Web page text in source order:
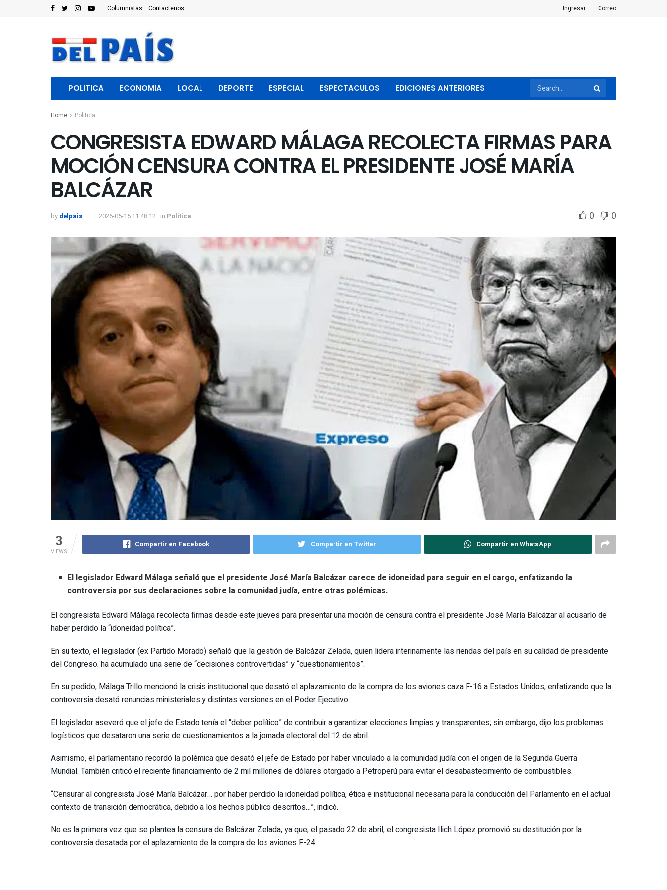
Columnistas Contactenos Ingresar Correo
POLITICA ECONOMIA LOCAL DEPORTE ESPECIAL ESPECTACULOS EDICIONES ANTERIORES
Home Politica
CONGRESISTA EDWARD MÁLAGA RECOLECTA FIRMAS PARA
MOCIÓN CENSURA CONTRA EL PRESIDENTE JOSÉ MARÍA
BALCÁZAR
by delpais 2026-05-15 11:48:12 in Politica 0 0
3
VIEWS
Compartir en Facebook Compartir en Twitter Compartir en WhatsApp
El legislador Edward Málaga señaló que el presidente José María Balcázar carece de idoneidad para seguir en el cargo, enfatizando la
controversia por sus declaraciones sobre la comunidad judía, entre otras polémicas.
El congresista Edward Málaga recolecta firmas desde este jueves para presentar una moción de censura contra el presidente José María Balcázar al acusarlo de
haber perdido la “idoneidad política”.
En su texto, el legislador (ex Partido Morado) señaló que la gestión de Balcázar Zelada, quien lidera interinamente las riendas del país en su calidad de presidente
del Congreso, ha acumulado una serie de “decisiones controvertidas” y “cuestionamientos”.
En su pedido, Málaga Trillo mencionó la crisis institucional que desató el aplazamiento de la compra de los aviones caza F-16 a Estados Unidos, enfatizando que la
controversia desató renuncias ministeriales y distintas versiones en el Poder Ejecutivo.
El legislador aseveró que el jefe de Estado tenía el “deber político” de contribuir a garantizar elecciones limpias y transparentes; sin embargo, dijo los problemas
logísticos que desataron una serie de cuestionamientos a la jornada electoral del 12 de abril.
Asimismo, el parlamentario recordó la polémica que desató el jefe de Estado por haber vinculado a la comunidad judía con el origen de la Segunda Guerra
Mundial. También criticó el reciente financiamiento de 2 mil millones de dólares otorgado a Petroperú para evitar el desabastecimiento de combustibles.
“Censurar al congresista José María Balcázar… por haber perdido la idoneidad política, ética e institucional necesaria para la conducción del Parlamento en el actual
contexto de transición democrática, debido a los hechos público descritos…”, indicó.
No es la primera vez que se plantea la censura de Balcázar Zelada, ya que, el pasado 22 de abril, el congresista Ilich López promovió su destitución por la
controversia desatada por el aplazamiento de la compra de los aviones F-24.